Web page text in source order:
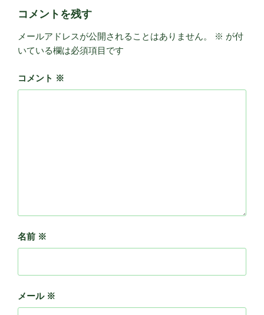
コメントを残す
メールアドレスが公開されることはありません。 ※ が付
いている欄は必須項目です
コメント ※
名前 ※
メール ※